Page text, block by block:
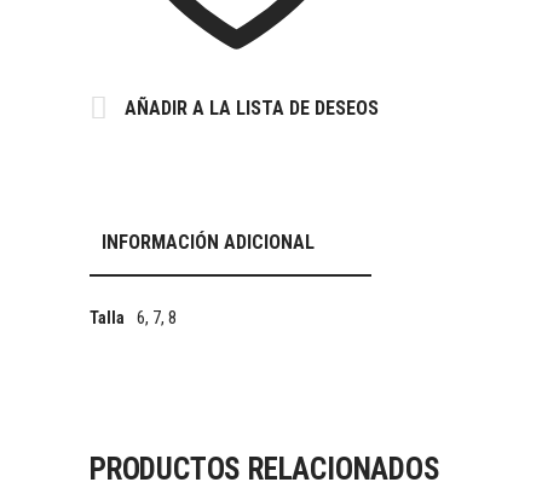
AÑADIR A LA LISTA DE DESEOS
INFORMACIÓN ADICIONAL
Talla 6, 7, 8
PRODUCTOS RELACIONADOS